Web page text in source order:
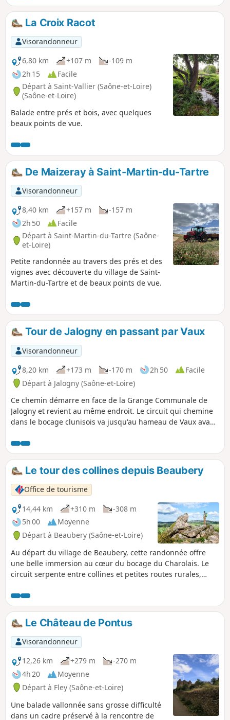
La Croix Racot
Visorandonneur
6,80 km
+107 m
-109 m
2h 15
Facile
Départ à Saint-Vallier (Saône-et-Loire)
(Saône-et-Loire)
Balade entre prés et bois, avec quelques
beaux points de vue.
De Maizeray à Saint-Martin-du-Tartre
Visorandonneur
8,40 km
+157 m
-157 m
2h 50
Facile
Départ à Saint-Martin-du-Tartre (Saône-
et-Loire)
Petite randonnée au travers des prés et des
vignes avec découverte du village de Saint-
Martin-du-Tartre et de beaux points de vue.
Tour de Jalogny en passant par Vaux
Visorandonneur
8,20 km
+173 m -170 m 2h 50
Facile
Départ à Jalogny (Saône-et-Loire)
Ce chemin démarre en face de la Grange Communale de
Jalogny et revient au même endroit. Le circuit qui chemine
dans le bocage clunisois va jusqu'au hameau de Vaux avant
Le tour des collines depuis Beaubery
Office de tourisme
14,44 km
+310 m
-308 m
5h 00
Moyenne
Départ à Beaubery (Saône-et-Loire)
Au départ du village de Beaubery, cette randonnée offre
une belle immersion au cœur du bocage du Charolais. Le
circuit serpente entre collines et petites routes rurales,
Le Château de Pontus
Visorandonneur
12,26 km
+279 m
-270 m
4h 20
Moyenne
Départ à Fley (Saône-et-Loire)
Une balade vallonnée sans grosse difficulté
dans un cadre préservé à la rencontre de